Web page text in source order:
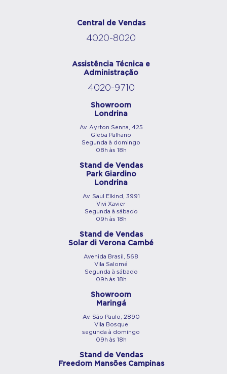
Central de Vendas
4020-8020
Assistência Técnica e
Administração
4020-9710
Showroom
Londrina
Av. Ayrton Senna, 425
Gleba Palhano
Segunda à domingo
08h às 18h
Stand de Vendas
Park Giardino
Londrina
Av. Saul Elkind, 3991
Vivi Xavier
Segunda à sábado
09h às 18h
Stand de Vendas
Solar di Verona Cambé
Avenida Brasil, 568
Vila Salomé
Segunda à sábado
09h às 18h
Showroom
Maringá
Av. São Paulo, 2890
Vila Bosque
segunda à domingo
09h às 18h
Stand de Vendas
Freedom Mansões Campinas